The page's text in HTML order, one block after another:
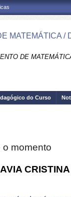
MATEMÁTICA /
DE
do Curso
momento